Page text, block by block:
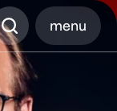
menu